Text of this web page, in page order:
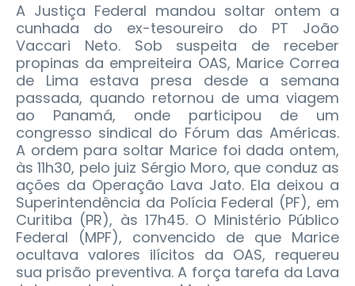
A Justiça Federal mandou soltar ontem a
cunhada do ex-tesoureiro do PT João
Vaccari Neto. Sob suspeita de receber
propinas da empreiteira OAS, Marice Correa
de Lima estava presa desde a semana
passada, quando retornou de uma viagem
ao Panamá, onde participou de um
congresso sindical do Fórum das Américas.
A ordem para soltar Marice foi dada ontem,
às 11h30, pelo juiz Sérgio Moro, que conduz as
ações da Operação Lava Jato. Ela deixou a
Superintendência da Polícia Federal (PF), em
Curitiba (PR), às 17h45. O Ministério Público
Federal (MPF), convencido de que Marice
ocultava valores ilícitos da OAS, requereu
sua prisão preventiva. A força tarefa da Lava